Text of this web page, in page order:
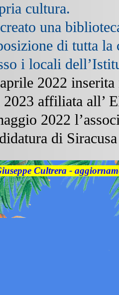
cultura.
una
di tutta la
i locali
2022
2023 affiliata all’
2022
di
Cultrera -